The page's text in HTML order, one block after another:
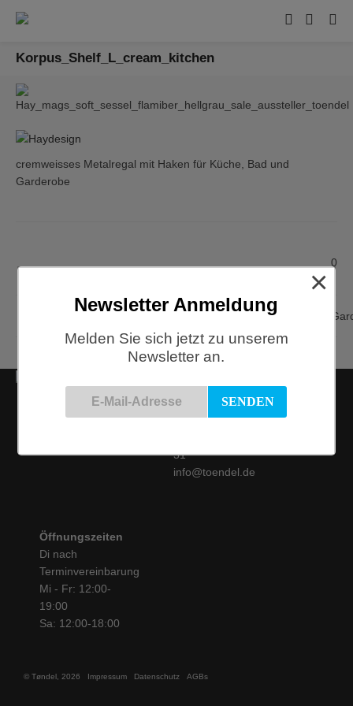
Korpus_Shelf_L_cream_kitchen
cremweisses Metalregal mit Haken für Küche, Bad und
Garderobe
0
HAY, Korpus Shelf L, Regal-
Kontakt
Siemensstraße 9
50825 Köln
31
info@toendel.de
Öffnungszeiten
Di nach
Terminvereinbarung
Mi - Fr: 12:00-
19:00
Sa: 12:00-18:00
© Tøndel, 2026 Impressum Datenschutz AGBs
Newsletter Anmeldung
Melden Sie sich jetzt zu unserem
Newsletter an.
×